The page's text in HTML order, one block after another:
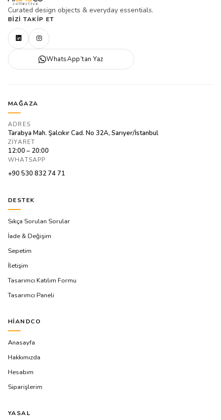
Curated design objects & everyday essentials.
BIZI TAKIP ET
WhatsApp’tan Yaz
MAĞAZA
ADRES
Tarabya Mah. Şalcıkır Cad. No 32A, Sarıyer/İstanbul
ZIYARET
12:00 – 20:00
WHATSAPP
+90 530 832 74 71
DESTEK
Sıkça Sorulan Sorular
İade & Değişim
Sepetim
İletişim
Tasarımcı Katılım Formu
Tasarımcı Paneli
HIANDCO
Anasayfa
Hakkımızda
Hesabım
Siparişlerim
YASAL